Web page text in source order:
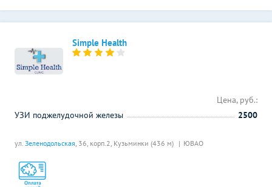
Simple Health
ул. Зеленодольская, 36, корп.2, Кузьминки (436 м) ЮВАО
Цена, руб.:
УЗИ поджелудочной железы
2500